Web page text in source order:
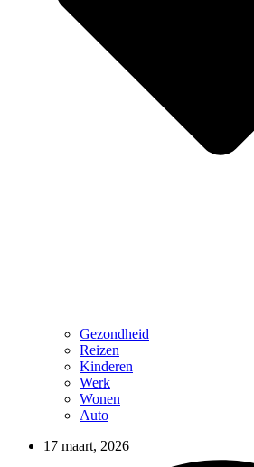
Gezondheid
Reizen
Kinderen
Werk
Wonen
Auto
17 maart, 2026